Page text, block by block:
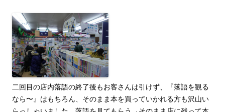
二回目の店内落語の終了後もお客さんは引けず、『落語を観る
なら〜』はもちろん、そのまま本を買っていかれる方も沢山い